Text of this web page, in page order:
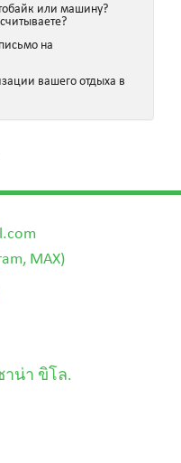
или машину?
на
вашего отдыха в
MAX)
น่า ขิโล.